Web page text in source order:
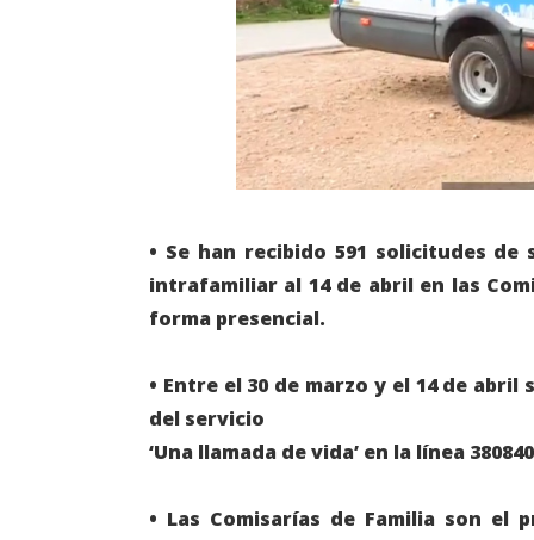
• Se han recibido 591 solicitudes
intrafamiliar al 14 de abril en las
forma presencial.
• Entre el 30 de marzo y el 14 de
del servicio
‘Una llamada de vida’ en la línea
• Las Comisarías de Familia son el